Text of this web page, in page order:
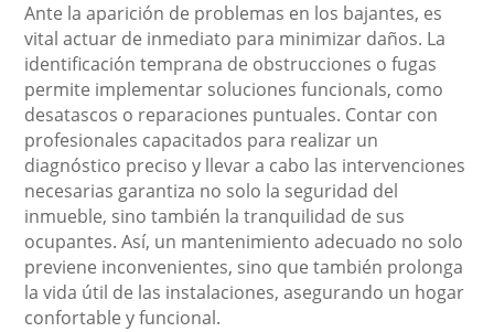
Ante la aparición de problemas en los bajantes, es
vital actuar de inmediato para minimizar daños. La
identificación temprana de obstrucciones o fugas
permite implementar soluciones funcionals, como
desatascos o reparaciones puntuales. Contar con
profesionales capacitados para realizar un
diagnóstico preciso y llevar a cabo las intervenciones
necesarias garantiza no solo la seguridad del
inmueble, sino también la tranquilidad de sus
ocupantes. Así, un mantenimiento adecuado no solo
previene inconvenientes, sino que también prolonga
la vida útil de las instalaciones, asegurando un hogar
confortable y funcional.